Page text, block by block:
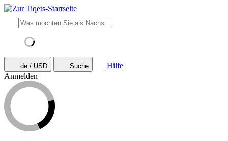
de / USD Suche
Hilfe
Anmelden